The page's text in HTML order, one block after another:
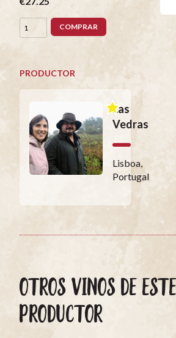
COMPRAR
PRODUCTOR
Las
Vedras
Lisboa,
Portugal
OTROS VINOS DE ESTE
PRODUCTOR